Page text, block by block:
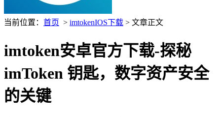
当前位置： 首页 > imtokenIOS下载 > 文章正文
imtoken安卓官方下载-探秘
imToken 钥匙，数字资产安全
的关键